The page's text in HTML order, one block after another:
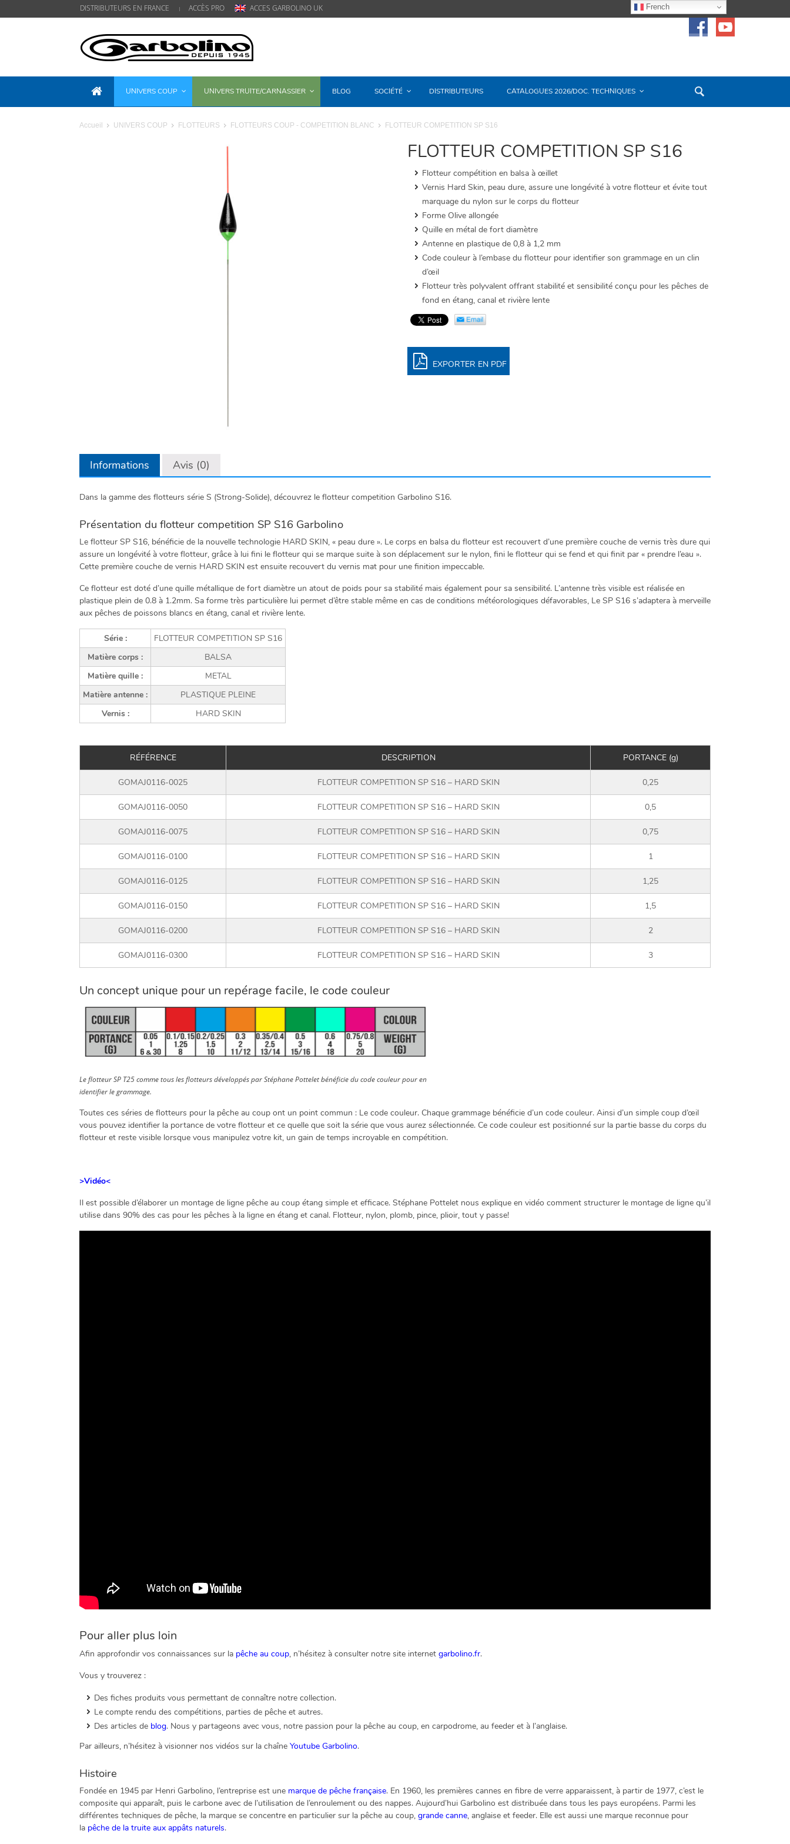
DISTRIBUTEURS EN FRANCE ACCÈS PRO ACCES GARBOLINO UK
UNIVERS COUP UNIVERS TRUITE/CARNASSIER BLOG SOCIÉTÉ DISTRIBUTEURS CATALOGUES 2026/DOC. TECHNIQUES
Accueil UNIVERS COUP FLOTTEURS FLOTTEURS COUP - COMPETITION BLANC FLOTTEUR COMPETITION SP S16
FLOTTEUR COMPETITION SP S16
Flotteur compétition en balsa à œillet
Vernis Hard Skin, peau dure, assure une longévité à votre flotteur et évite tout
marquage du nylon sur le corps du flotteur
Forme Olive allongée
Quille en métal de fort diamètre
Antenne en plastique de 0,8 à 1,2 mm
Code couleur à l’embase du flotteur pour identifier son grammage en un clin
d’œil
Flotteur très polyvalent offrant stabilité et sensibilité conçu pour les pêches de
fond en étang, canal et rivière lente
EXPORTER EN PDF
Informations Avis (0)
Dans la gamme des flotteurs série S (Strong-Solide), découvrez le flotteur competition Garbolino S16.
Présentation du flotteur competition SP S16 Garbolino
Le flotteur SP S16, bénéficie de la nouvelle technologie HARD SKIN, « peau dure ». Le corps en balsa du flotteur est recouvert d’une première couche de vernis très dure qui
assure un longévité à votre flotteur, grâce à lui fini le flotteur qui se marque suite à son déplacement sur le nylon, fini le flotteur qui se fend et qui finit par « prendre l’eau ».
Cette première couche de vernis HARD SKIN est ensuite recouvert du vernis mat pour une finition impeccable.
Ce flotteur est doté d’une quille métallique de fort diamètre un atout de poids pour sa stabilité mais également pour sa sensibilité. L’antenne très visible est réalisée en
plastique plein de 0.8 à 1.2mm. Sa forme très particulière lui permet d’être stable même en cas de conditions météorologiques défavorables, Le SP S16 s’adaptera à merveille
aux pêches de poissons blancs en étang, canal et rivière lente.
Série :
FLOTTEUR COMPETITION SP S16
Matière corps :
BALSA
Matière quille :
METAL
Matière antenne :
PLASTIQUE PLEINE
Vernis :
HARD SKIN
RÉFÉRENCE DESCRIPTION PORTANCE (g)
GOMAJ0116-0025 FLOTTEUR COMPETITION SP S16 – HARD SKIN 0,25
GOMAJ0116-0050 FLOTTEUR COMPETITION SP S16 – HARD SKIN 0,5
GOMAJ0116-0075 FLOTTEUR COMPETITION SP S16 – HARD SKIN 0,75
GOMAJ0116-0100 FLOTTEUR COMPETITION SP S16 – HARD SKIN 1
GOMAJ0116-0125 FLOTTEUR COMPETITION SP S16 – HARD SKIN 1,25
GOMAJ0116-0150 FLOTTEUR COMPETITION SP S16 – HARD SKIN 1,5
GOMAJ0116-0200 FLOTTEUR COMPETITION SP S16 – HARD SKIN 2
GOMAJ0116-0300 FLOTTEUR COMPETITION SP S16 – HARD SKIN 3
Un concept unique pour un repérage facile, le code couleur
Le flotteur SP T25 comme tous les flotteurs développés par Stéphane Pottelet bénéficie du code couleur pour en
identifier le grammage.
Toutes ces séries de flotteurs pour la pêche au coup ont un point commun : Le code couleur. Chaque grammage bénéficie d’un code couleur. Ainsi d’un simple coup d’œil
vous pouvez identifier la portance de votre flotteur et ce quelle que soit la série que vous aurez sélectionnée. Ce code couleur est positionné sur la partie basse du corps du
flotteur et reste visible lorsque vous manipulez votre kit, un gain de temps incroyable en compétition.
>Vidéo<
Il est possible d’élaborer un montage de ligne pêche au coup étang simple et efficace. Stéphane Pottelet nous explique en vidéo comment structurer le montage de ligne qu’il
utilise dans 90% des cas pour les pêches à la ligne en étang et canal. Flotteur, nylon, plomb, pince, plioir, tout y passe!
Pour aller plus loin
Afin approfondir vos connaissances sur la pêche au coup, n’hésitez à consulter notre site internet garbolino.fr.
Vous y trouverez :
Des fiches produits vous permettant de connaître notre collection.
Le compte rendu des compétitions, parties de pêche et autres.
Des articles de blog. Nous y partageons avec vous, notre passion pour la pêche au coup, en carpodrome, au feeder et à l’anglaise.
Par ailleurs, n’hésitez à visionner nos vidéos sur la chaîne Youtube Garbolino.
Histoire
Fondée en 1945 par Henri Garbolino, l’entreprise est une marque de pêche française. En 1960, les premières cannes en fibre de verre apparaissent, à partir de 1977, c’est le
composite qui apparaît, puis le carbone avec de l’utilisation de l’enroulement ou des nappes. Aujourd’hui Garbolino est distribuée dans tous les pays européens. Parmi les
différentes techniques de pêche, la marque se concentre en particulier sur la pêche au coup, grande canne, anglaise et feeder. Elle est aussi une marque reconnue pour
la pêche de la truite aux appâts naturels.
French